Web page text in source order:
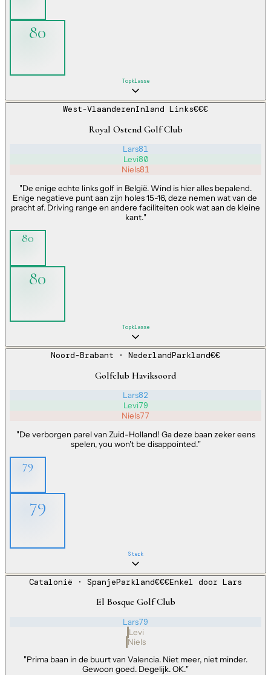
80
Topklasse
West-VlaanderenInland Links€€€
Royal Ostend Golf Club
Lars81
Levi80
Niels81
"De enige echte links golf in België. Wind is hier alles bepalend.
Enige negatieve punt aan zijn holes 15-16, deze nemen wat van de
pracht af. Driving range en andere faciliteiten ook wat aan de kleine
kant."
80
80
Topklasse
Noord-Brabant · NederlandParkland€€
Golfclub Haviksoord
Lars82
Levi79
Niels77
"De verborgen parel van Zuid-Holland! Ga deze baan zeker eens
spelen, you won't be disappointed."
79
79
Sterk
Catalonië · SpanjeParkland€€€Enkel door Lars
El Bosque Golf Club
Lars79
Levi
Niels
"Prima baan in de buurt van Valencia. Niet meer, niet minder.
Gewoon goed. Degelijk. OK."